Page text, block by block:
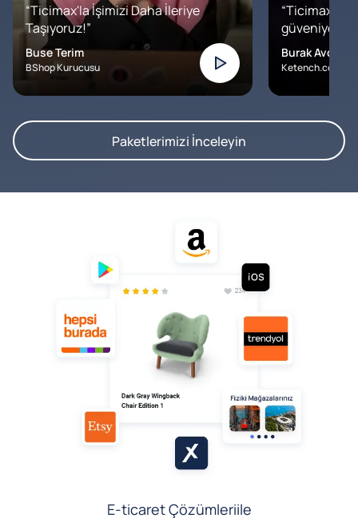
“Ticimax'la İşimizi Daha İleriye
Taşıyoruz!”
Buse Terim
BShop Kurucusu
“Ticimax'a
Burak Avcılar
Ketench.com –
Paketlerimizi İnceleyin
E-ticaret Çözümleriile